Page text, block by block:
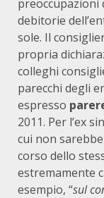
preoccupazioni
debitorie
sole. Il
propria
colleghi
parecchi degli
espresso
2011. Per l’ex
cui non
corso dello
estremamente
esempio, “sul